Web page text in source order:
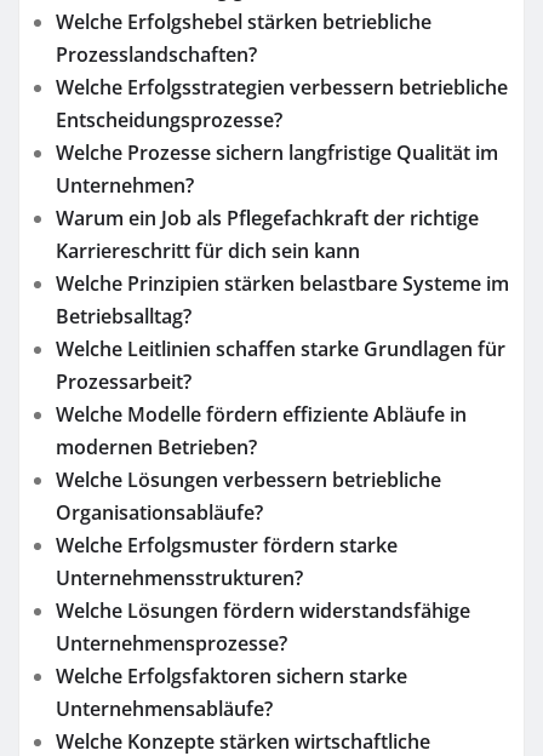
Welche Erfolgshebel stärken betriebliche
Prozesslandschaften?
Welche Erfolgsstrategien verbessern betriebliche
Entscheidungsprozesse?
Welche Prozesse sichern langfristige Qualität im
Unternehmen?
Warum ein Job als Pflegefachkraft der richtige
Karriereschritt für dich sein kann
Welche Prinzipien stärken belastbare Systeme im
Betriebsalltag?
Welche Leitlinien schaffen starke Grundlagen für
Prozessarbeit?
Welche Modelle fördern effiziente Abläufe in
modernen Betrieben?
Welche Lösungen verbessern betriebliche
Organisationsabläufe?
Welche Erfolgsmuster fördern starke
Unternehmensstrukturen?
Welche Lösungen fördern widerstandsfähige
Unternehmensprozesse?
Welche Erfolgsfaktoren sichern starke
Unternehmensabläufe?
Welche Konzepte stärken wirtschaftliche